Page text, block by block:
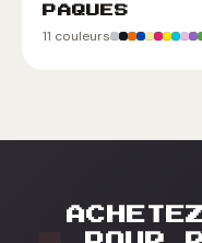
PAQUES
11 couleurs